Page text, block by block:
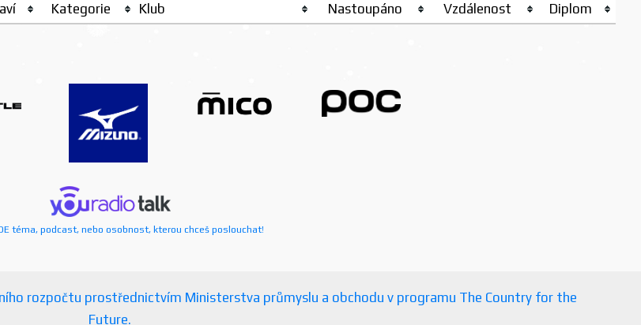
Kategorie Klub Nastoupáno Vzdálenost Diplom
téma, podcast, nebo osobnost, kterou chceš poslouchat!
rozpočtu prostřednictvím Ministerstva průmyslu a obchodu v programu The Country for the
Future.